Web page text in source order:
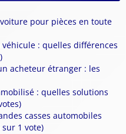
pour pièces en toute
: quelles différences
acheteur étranger : les
: quelles solutions
casses automobiles
1 vote)